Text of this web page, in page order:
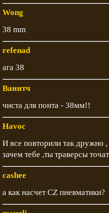
Wong
38 mm
refenad
ага 38
Ванитч
чиста для понта - 38мм!!
Havoc
И все повторили так дружно
зачем тебе ,ты траверсы
cashee
а как насчет CZ пневматики?